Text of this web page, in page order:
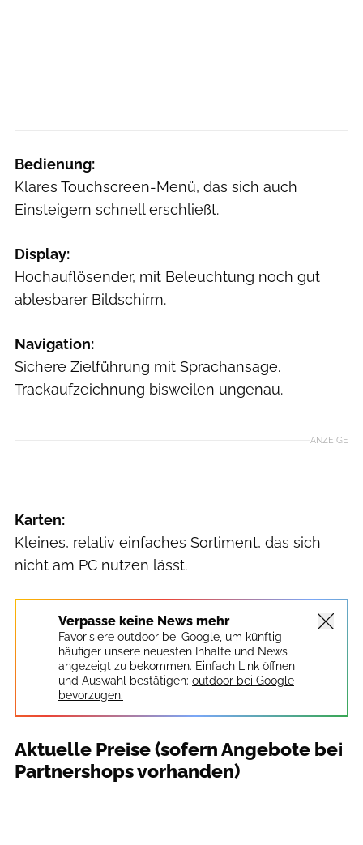
Bedienung:
Klares Touchscreen-Menü, das sich auch
Einsteigern schnell erschließt.
Display:
Hochauflösender, mit Beleuchtung noch gut
ablesbarer Bildschirm.
Navigation:
Sichere Zielführung mit Sprachansage.
Trackaufzeichnung bisweilen ungenau.
ANZEIGE
Karten:
Kleines, relativ einfaches Sortiment, das sich
nicht am PC nutzen lässt.
Verpasse keine News mehr
Favorisiere outdoor bei Google, um künftig
häufiger unsere neuesten Inhalte und News
angezeigt zu bekommen. Einfach Link öffnen
und Auswahl bestätigen: outdoor bei Google
bevorzugen.
Aktuelle Preise (sofern Angebote bei
Partnershops vorhanden)